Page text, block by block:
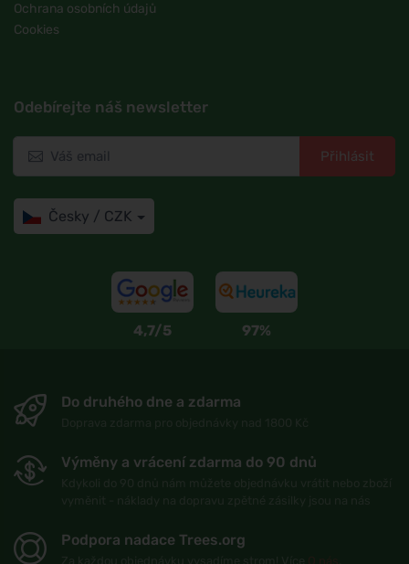
Ochrana osobních údajů
Cookies
Odebírejte náš newsletter
Přihlásit
Česky / CZK
4,7/5 97%
Do druhého dne a zdarma
Výměny a vrácení zdarma do 90 dnů
Podpora nadace Trees.org